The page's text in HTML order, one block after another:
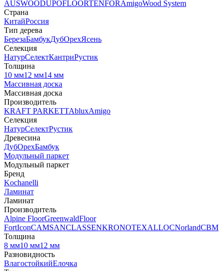
AUSWOODUPOFLOORTENFORAmigoWood System
Страна
КитайРоссия
Тип дерева
БерезаБамбукДубОрехЯсень
Селекция
НатурСелектКантриРустик
Толщина
10 мм12 мм14 мм
Массивная доска
Массивная доска
Производитель
KRAFT PARKETTAbluxAmigo
Селекция
НатурСелектРустик
Древесина
ДубОрехБамбук
Модульный паркет
Модульный паркет
Бренд
Kochanelli
Ламинат
Ламинат
Производитель
Alpine FloorGreenwaldFloor
FortIconCAMSANCLASSENKRONOTEXALLOCNorlandCBM
Толщина
8 мм10 мм12 мм
Разновидность
ВлагостойкийЕлочка